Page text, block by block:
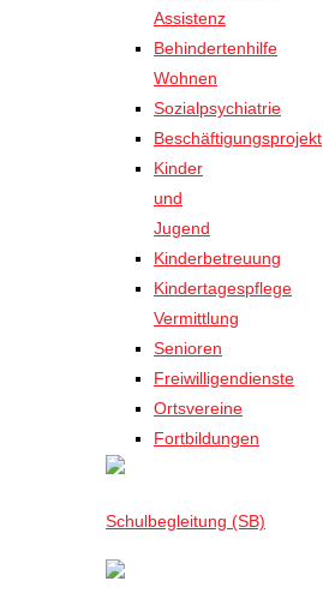
Assistenz
Behindertenhilfe
Wohnen
Sozialpsychiatrie
Beschäftigungsprojekt
Kinder
und
Jugend
Kinderbetreuung
Kindertagespflege
Vermittlung
Senioren
Freiwilligendienste
Ortsvereine
Fortbildungen
Schulbegleitung (SB)